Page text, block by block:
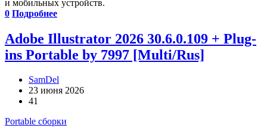
и мобильных устройств.
0 Подробнее
Adobe Illustrator 2026 30.6.0.109 + Plug-
ins Portable by 7997 [Multi/Rus]
SamDel
23 июня 2026
41
Portable сборки